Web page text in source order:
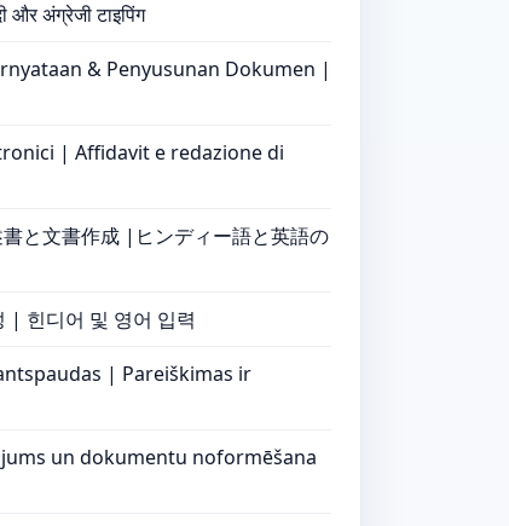
और अंग्रेजी टाइपिंग
& Penyusunan Dokumen |
| Affidavit e redazione di
と文書作成 |ヒンディー語と英語の
| 힌디어 및 영어 입력
| Pareiškimas ir
un dokumentu noformēšana